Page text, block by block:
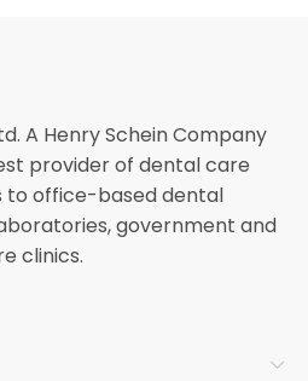
A Henry Schein Company
provider of dental care
to office-based dental
government and
clinics.